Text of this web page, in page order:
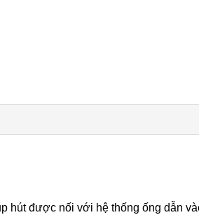
hút được nối với hệ thống ống dẫn